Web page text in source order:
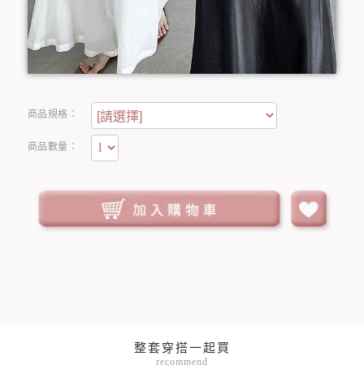
商品規格：
商品數量：
整套穿搭一起買
recommend